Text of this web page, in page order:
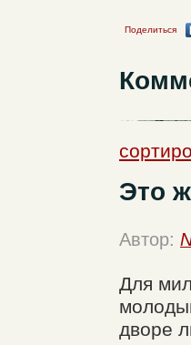
Поделиться
Это
Автор:
Для
дворе